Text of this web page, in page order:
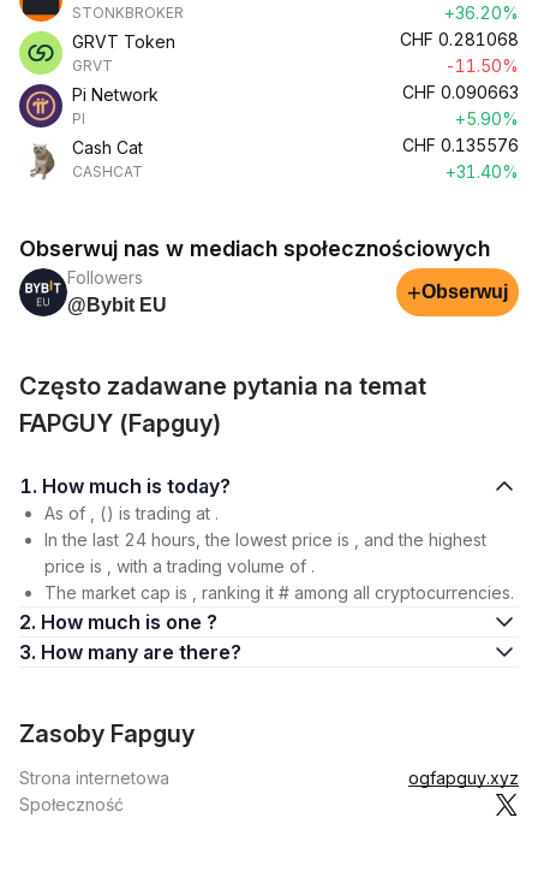
STONKBROKER
+36.20%
GRVT Token
GRVT
CHF 0.281068
-11.50%
Pi Network
PI
CHF 0.090663
+5.90%
Cash Cat
CASHCAT
CHF 0.135576
+31.40%
Obserwuj nas w mediach społecznościowych
Followers
@Bybit EU
+Obserwuj
Często zadawane pytania na temat
FAPGUY (Fapguy)
1. How much is today?
As of , () is trading at .
In the last 24 hours, the lowest price is , and the highest
price is , with a trading volume of .
The market cap is , ranking it # among all cryptocurrencies.
2. How much is one ?
3. How many are there?
Zasoby Fapguy
Strona internetowa
ogfapguy.xyz
Społeczność